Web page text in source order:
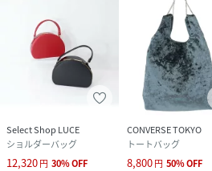
Select Shop LUCE
ショルダーバッグ
12,320円 30%OFF
CONVERSE TOKYO
トートバッグ
8,800円 50%OFF